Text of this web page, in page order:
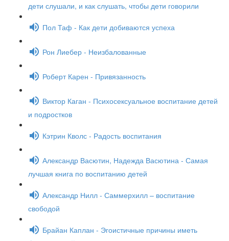
дети слушали, и как слушать, чтобы дети говорили
Пол Таф - Как дети добиваются успеха
Рон Лиебер - Неизбалованные
Роберт Карен - Привязанность
Виктор Каган - Психосексуальное воспитание детей
и подростков
Кэтрин Кволс - Радость воспитания
Александр Васютин, Надежда Васютина - Самая
лучшая книга по воспитанию детей
Александр Нилл - Саммерхилл – воспитание
свободой
Брайан Каплан - Эгоистичные причины иметь